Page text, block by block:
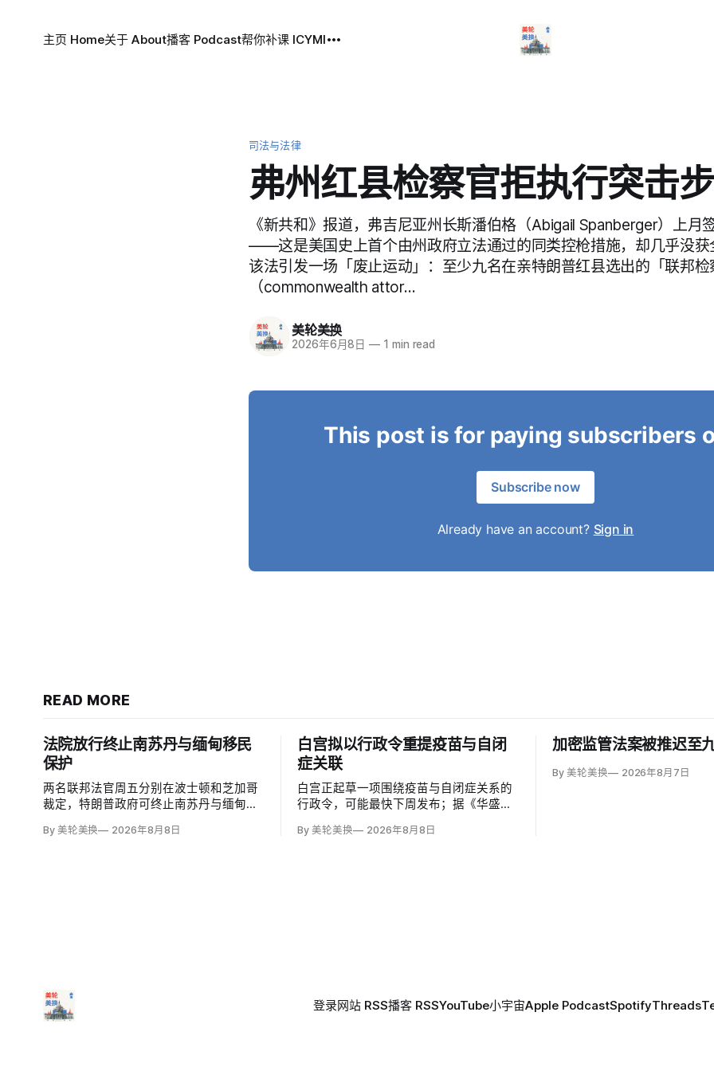
主页 Home关于 About播客 Podcast帮你补课 ICYMI
司法与法律
弗州红县检察官拒执行突击
《新共和》报道，弗吉尼亚州长斯潘伯格（Abigail Spanberger）上月
——这是美国史上首个由州政府立法通过的同类控枪措施，却几乎没获
该法引发一场「废止运动」：至少九名在亲特朗普红县选出的「联邦检
（commonwealth attor…
美轮美换
2026年6月8日 — 1 min read
This post is for paying subscribers
Subscribe now
Already have an account? Sign in
READ MORE
法院放行终止南苏丹与缅甸移民
保护
两名联邦法官周五分别在波士顿和芝加哥
裁定，特朗普政府可终止南苏丹与缅甸公
南苏丹人和约4000名缅甸人失去免遭遣返
By 美轮美换 2026年8月8日
白宫拟以行政令重提疫苗与自闭
症关联
白宫正起草一项围绕疫苗与自闭症关系的
行政令，可能最快下周发布；据《华盛顿
接种计划、自闭症研究和家长选择权，内
By 美轮美换 2026年8月8日
加密监管法案被推迟至
By 美轮美换 2026年8月7日
登录网站 RSS播客 RSSYouTube小宇宙Apple PodcastSpotifyThreads